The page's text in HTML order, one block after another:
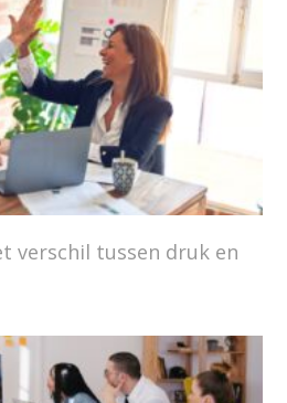
verschil tussen druk en